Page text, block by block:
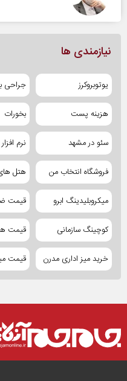
نیازمندی ها
یوتوبروکرز جراحی
هزینه پست بخورات
سئو در مشهد نرم افزار CRM
فروشگاه انتخاب من هتل
میکروبلیدینگ ابرو قیمت
کوچینگ سازمانی قیمت
خرید میز اداری مدرن قیمت